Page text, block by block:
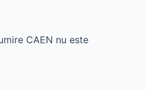
CAEN nu este